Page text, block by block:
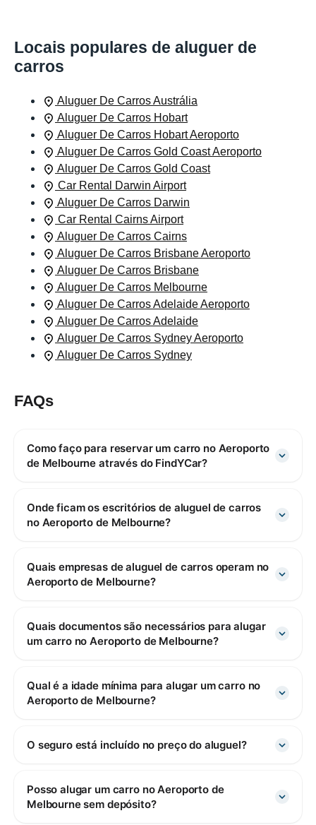
Locais populares de aluguer de
carros
Aluguer De Carros Austrália
Aluguer De Carros Hobart
Aluguer De Carros Hobart Aeroporto
Aluguer De Carros Gold Coast Aeroporto
Aluguer De Carros Gold Coast
Car Rental Darwin Airport
Aluguer De Carros Darwin
Car Rental Cairns Airport
Aluguer De Carros Cairns
Aluguer De Carros Brisbane Aeroporto
Aluguer De Carros Brisbane
Aluguer De Carros Melbourne
Aluguer De Carros Adelaide Aeroporto
Aluguer De Carros Adelaide
Aluguer De Carros Sydney Aeroporto
Aluguer De Carros Sydney
FAQs
Como faço para reservar um carro no Aeroporto
de Melbourne através do FindYCar?
Onde ficam os escritórios de aluguel de carros
no Aeroporto de Melbourne?
Quais empresas de aluguel de carros operam no
Aeroporto de Melbourne?
Quais documentos são necessários para alugar
um carro no Aeroporto de Melbourne?
Qual é a idade mínima para alugar um carro no
Aeroporto de Melbourne?
O seguro está incluído no preço do aluguel?
Posso alugar um carro no Aeroporto de
Melbourne sem depósito?